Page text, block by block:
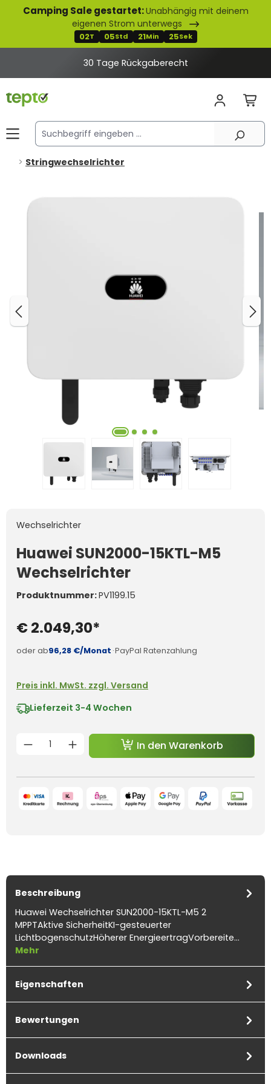
springen
Camping Sale gestartet:Unabhängig mit deinem
eigenen Strom unterwegs
02T 05Std 21Min 25Sek
30 Tage Rückgaberecht
Stringwechselrichter
Wechselrichter
Huawei SUN2000-15KTL-M5
Wechselrichter
Produktnummer:PV1199.15
€ 2.049,30*
oder ab96,28 €/Monat ·PayPal Ratenzahlung
Preis inkl. MwSt. zzgl. Versand
Lieferzeit 3-4 Wochen
Produkt Anzahl: Gib den
In den Warenkorb
Beschreibung
Huawei Wechselrichter SUN2000-15KTL-M5 2
MPPTAktive SicherheitKI-gesteuerter
LichtbogenschutzHöherer EnergieertragVorbereite…
Mehr
Eigenschaften
Bewertungen
Downloads